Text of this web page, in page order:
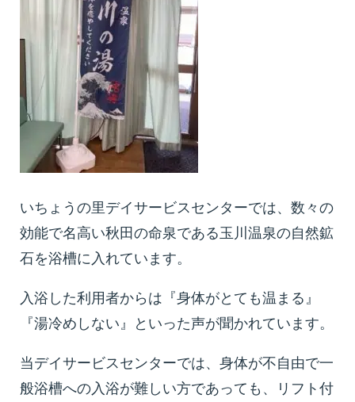
いちょうの里デイサービスセンターでは、数々の
効能で名高い秋田の命泉である玉川温泉の自然鉱
石を浴槽に入れています。
入浴した利用者からは『身体がとても温まる』
『湯冷めしない』といった声が聞かれています。
当デイサービスセンターでは、身体が不自由で一
般浴槽への入浴が難しい方であっても、リフト付